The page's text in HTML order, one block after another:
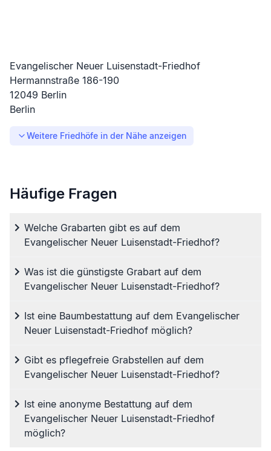
Evangelischer Neuer Luisenstadt-Friedhof
Hermannstraße 186-190
12049 Berlin
Berlin
Weitere Friedhöfe in der Nähe anzeigen
Häufige Fragen
Welche Grabarten gibt es auf dem
Evangelischer Neuer Luisenstadt-Friedhof?
Was ist die günstigste Grabart auf dem
Evangelischer Neuer Luisenstadt-Friedhof?
Ist eine Baumbestattung auf dem Evangelischer
Neuer Luisenstadt-Friedhof möglich?
Gibt es pflegefreie Grabstellen auf dem
Evangelischer Neuer Luisenstadt-Friedhof?
Ist eine anonyme Bestattung auf dem
Evangelischer Neuer Luisenstadt-Friedhof
möglich?